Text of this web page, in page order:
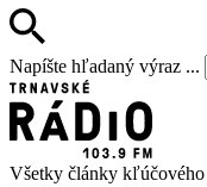
Napíšte hľadaný výraz ...
Všetky články kľúčového